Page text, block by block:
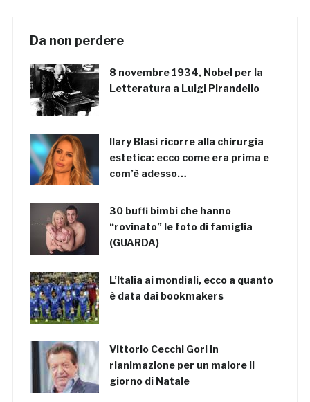
Da non perdere
8 novembre 1934, Nobel per la
Letteratura a Luigi Pirandello
Ilary Blasi ricorre alla chirurgia
estetica: ecco come era prima e
com’è adesso…
30 buffi bimbi che hanno
“rovinato” le foto di famiglia
(GUARDA)
L’Italia ai mondiali, ecco a quanto
è data dai bookmakers
Vittorio Cecchi Gori in
rianimazione per un malore il
giorno di Natale